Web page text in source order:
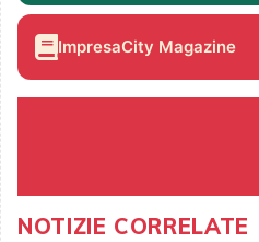
ImpresaCity Magazine
NOTIZIE CORRELATE